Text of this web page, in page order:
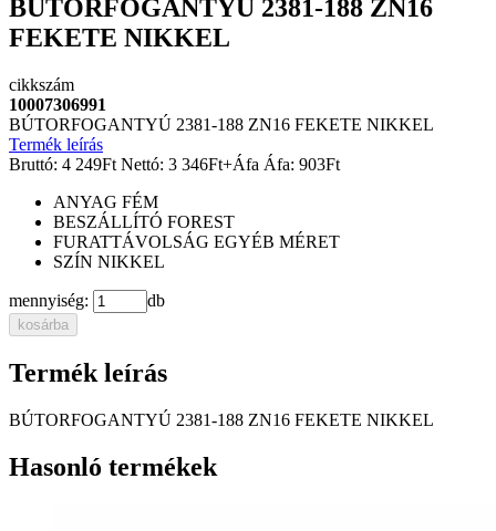
BÚTORFOGANTYÚ 2381-188 ZN16
FEKETE NIKKEL
cikkszám
10007306991
BÚTORFOGANTYÚ 2381-188 ZN16 FEKETE NIKKEL
Termék leírás
Bruttó: 4 249Ft Nettó: 3 346Ft+Áfa Áfa: 903Ft
ANYAG FÉM
BESZÁLLÍTÓ FOREST
FURATTÁVOLSÁG EGYÉB MÉRET
SZÍN NIKKEL
mennyiség: db
kosárba
Termék leírás
BÚTORFOGANTYÚ 2381-188 ZN16 FEKETE NIKKEL
Hasonló termékek